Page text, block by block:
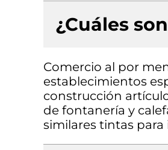
¿Cuáles
Comercio al por
establecimientos
construcción
de fontanería y
similares tintas